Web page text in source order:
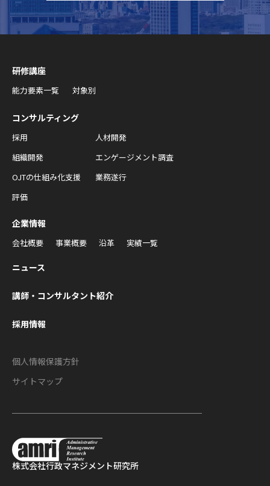
研修講座
能力要素一覧 対象別
コンサルティング
採用
人材開発
組織開発
エンゲージメント調査
OJTの仕組み化支援
業務遂行
評価
企業情報
会社概要 事業概要 沿革 実績一覧
ニュース
講師・コンサルタント紹介
採用情報
個人情報保護方針
サイトマップ
株式会社行政マネジメント研究所